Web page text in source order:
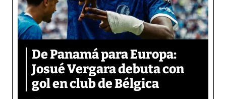
De Panamá para Europa:
Josué Vergara debuta con
gol en club de Bélgica